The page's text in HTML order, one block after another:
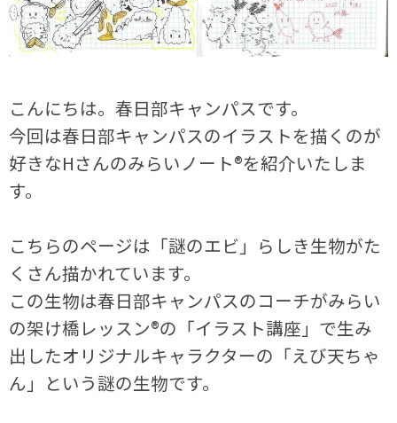
こんにちは。春日部キャンパスです。
今回は春日部キャンパスのイラストを描くのが
好きなHさんのみらいノート®を紹介いたしま
す。
こちらのページは「謎のエビ」らしき生物がた
くさん描かれています。
この生物は春日部キャンパスのコーチがみらい
の架け橋レッスン®の「イラスト講座」で生み
出したオリジナルキャラクターの「えび天ちゃ
ん」という謎の生物です。